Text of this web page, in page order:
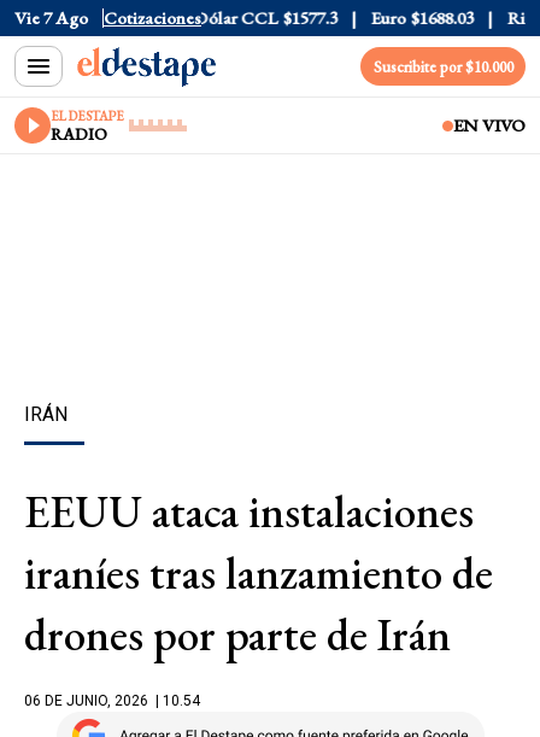
Vie 7 Ago Cotizaciones
Blue $1530 Dólar CCL $1577.3 Euro $1688.03 Riesgo
Suscribite por $10.000
EL DESTAPE
RADIO EN VIVO
IRÁN
EEUU ataca instalaciones
iraníes tras lanzamiento de
drones por parte de Irán
06 DE JUNIO, 2026 | 10.54